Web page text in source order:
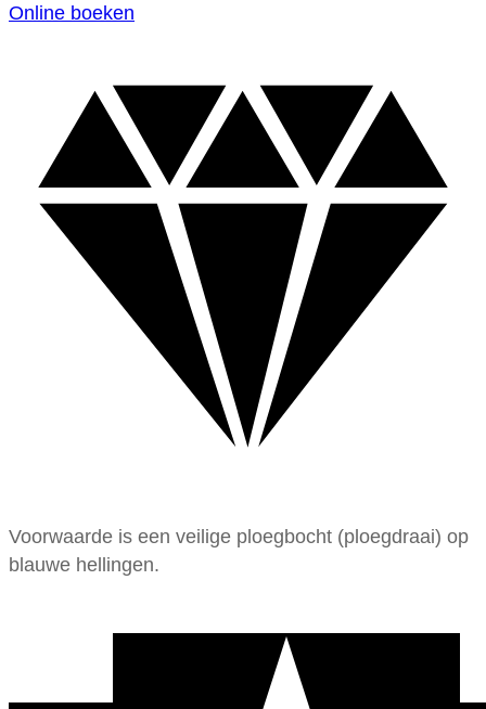
Online boeken
Voorwaarde is een veilige ploegbocht (ploegdraai) op
blauwe hellingen.